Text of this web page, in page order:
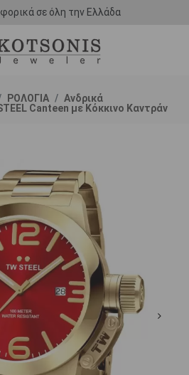
σε όλη την Ελλάδα
ΡΟΛΟΓΙΑ
Ανδρικά
Canteen με Κόκκινο Καντράν